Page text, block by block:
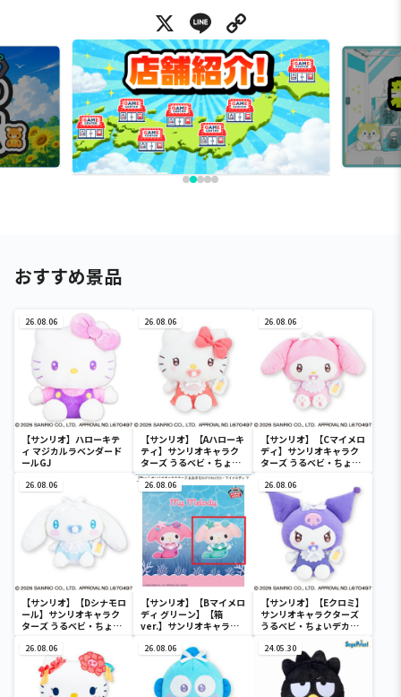
X Line
おすすめ景品
26.08.06
【サンリオ】ハローキテ
ィ マジカルラベンダード
ールGJ
26.08.06
【サンリオ】【Aハローキ
ティ】サンリオキャラク
ターズ うるベビ・ちょい
デカドール
26.08.06
【サンリオ】【Cマイメロ
ディ】サンリオキャラク
ターズ うるベビ・ちょい
26.08.06
【サンリオ】【Dシナモロ
ール】サンリオキャラク
ターズ うるベビ・ちょい
26.08.06
【サンリオ】【Bマイメロ
ディ グリーン】【箱
ver.】サンリオキャラク
SOFVIMATES～マイメロ
ディ マーメイドver. ～
26.08.06
【サンリオ】【Eクロミ】
サンリオキャラクターズ
うるベビ・ちょいデカド
26.08.06 26.08.06 24.05.30